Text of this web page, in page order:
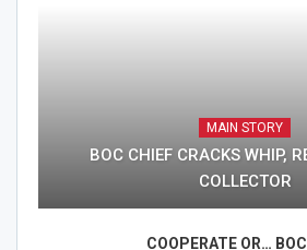
MAIN STORY
BOC CHIEF CRACKS WHIP,
COLLECTOR
COOPERATE OR…